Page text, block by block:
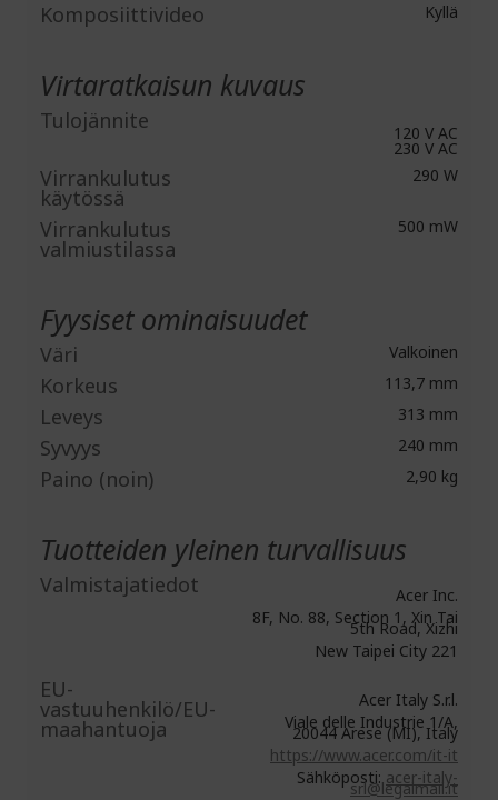
Komposiittivideo Kyllä
Virtaratkaisun kuvaus
Tulojännite 120 V AC
230 V AC
Virrankulutus
käytössä
290 W
Virrankulutus
valmiustilassa
500 mW
Fyysiset ominaisuudet
Väri Valkoinen
Korkeus 113,7 mm
Leveys 313 mm
Syvyys 240 mm
Paino (noin) 2,90 kg
Tuotteiden yleinen turvallisuus
Valmistajatiedot
Acer Inc.
8F, No. 88, Section 1, Xin Tai
5th Road, Xizhi
New Taipei City 221
EU-
vastuuhenkilö/EU-
maahantuoja
Acer Italy S.r.l.
Viale delle Industrie 1/A,
20044 Arese (MI), Italy
https://www.acer.com/it-it
Sähköposti:acer-italy-
srl@legalmail.it